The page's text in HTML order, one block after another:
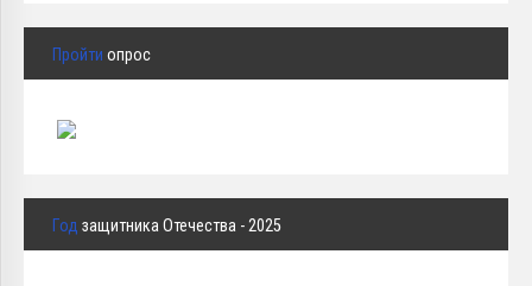
Пройти опрос
Год защитника Отечества - 2025